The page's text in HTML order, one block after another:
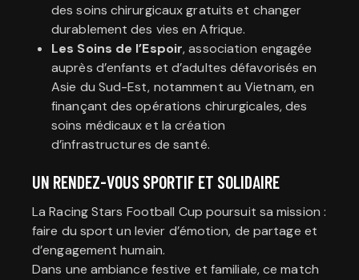
des soins chirurgicaux gratuits et changer
durablement des vies en Afrique.
Les Soins de l’Espoir, association engagée
auprès d’enfants et d’adultes défavorisés en
Asie du Sud-Est, notamment au Vietnam, en
finançant des opérations chirurgicales, des
soins médicaux et la création
d’infrastructures de santé.
UN RENDEZ-VOUS SPORTIF ET SOLIDAIRE
La Racing Stars Football Cup poursuit sa mission :
faire du sport un levier d’émotion, de partage et
d’engagement humain.
Dans une ambiance festive et familiale, ce match